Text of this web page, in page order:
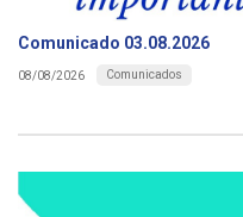
Comunicado 03.08.2026
08/08/2026 Comunicados